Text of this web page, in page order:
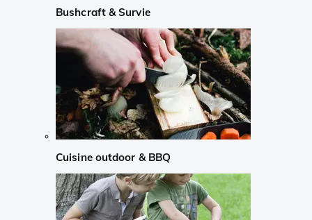
Bushcraft & Survie
Cuisine outdoor & BBQ